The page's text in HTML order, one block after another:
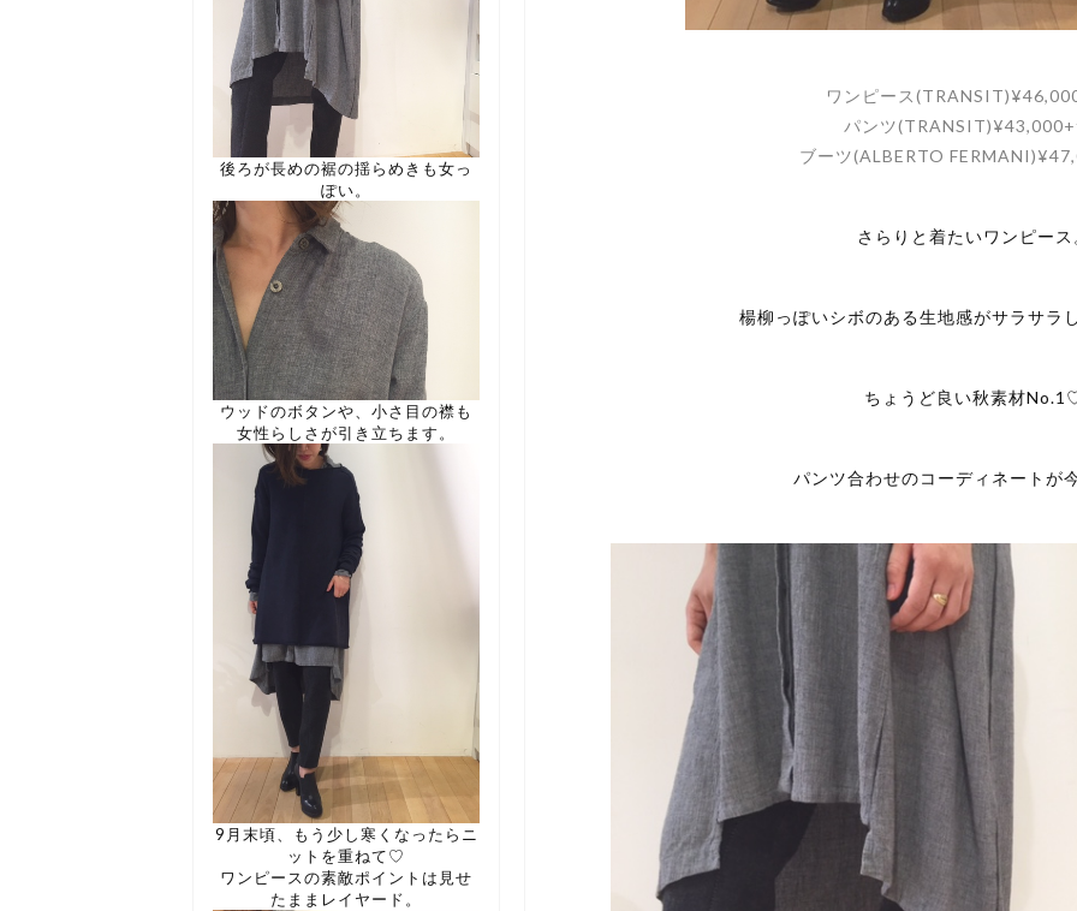
ワンピース
パンツ
ブーツ(ALBERTO
さらりと着たいワンピース
楊柳っぽいシボのある生地感がサラサラ
ちょうど良い秋素材
パンツ合わせのコーディネートが
後ろが長めの裾の揺らめきも女っ
ぽい。
ウッドのボタンや、小さ目の襟も
女性らしさが引き立ちます。
9月末頃、もう少し寒くなったらニ
ットを重ねて♡
ワンピースの素敵ポイントは見せ
たままレイヤード。